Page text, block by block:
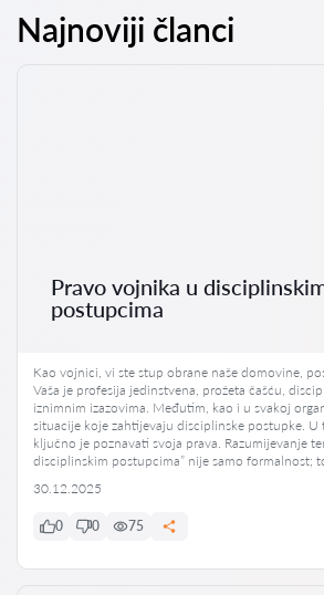
Najnoviji članci
Pravo vojnika u
postupcima
Kao vojnici, vi ste stup obrane naše domovine,
Vaša je profesija jedinstvena, prožeta čašću,
iznimnim izazovima. Međutim, kao i u svakoj
situacije koje zahtijevaju disciplinske postupke. U
ključno je poznavati svoja prava. Razumijevanje
disciplinskim postupcima” nije samo formalnost;
30.12.2025
0 0 75